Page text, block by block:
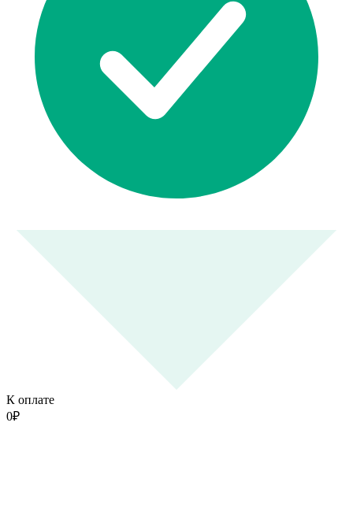
К оплате
0₽